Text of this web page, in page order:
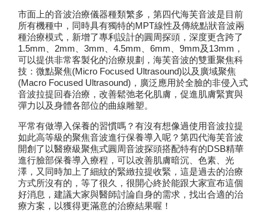
市面上的音波治療儀器種類繁多，第四代海芙音波是目前
所有機種中，同時具有獨特的MPT線性及傳統點狀音波兩
種治療模式，新增了專利設計的圓周探頭，深度更含跨了
1.5mm、2mm、3mm、4.5mm、6mm、9mm及13mm，
可以提供非常客製化的治療規劃，海芙音波的雙重聚焦科
技：微點聚焦(Micro Focused Ultrasound)以及廣域聚焦
(Macro Focused Ultrasound)，廣泛應用於全臉的非侵入式
音波拉提回春治療，改善鬆弛老化肌膚，促進肌膚緊實與
彈力以及身體各部位的曲線雕塑。
平常有做導入保養的習慣嗎？有沒有想像過使用音波拉提
如此高等級的聚焦音波進行保養導入呢？第四代海芙音波
開創了以醫療級聚焦式圓周音波探頭搭配特有的DSB精華
進行臉部保養導入療程，可以改善肌膚暗沉、色素、光
澤，又同時加上了細紋的緊緻拉提收緊，這是過去的治療
方式所沒有的，等了很久，很開心終於能跟大家宣布這個
好消息，建議大家與醫師討論自身的需求，找出合適的治
療方案，以獲得更滿意的治療結果喔！